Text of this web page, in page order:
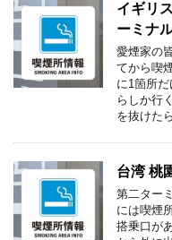
イギリ
ーミナ
愛煙家の
てから喫
に1箇所
らしか行
を抜けた
台湾 桃
第二ター
には喫煙
搭乗口が